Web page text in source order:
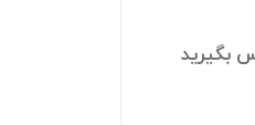
بگیرید